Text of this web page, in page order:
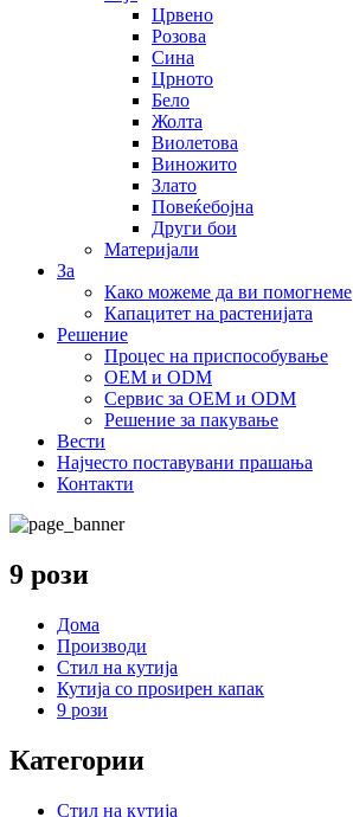
Црвено
Розова
Сина
Црното
Бело
Жолта
Виолетова
Виножито
Злато
Повеќебојна
Други бои
Материјали
За
Како можеме да ви помогнеме
Капацитет на растенијата
Решение
Процес на приспособување
OEM и ODM
Сервис за OEM и ODM
Решение за пакување
Вести
Најчесто поставувани прашања
Контакти
9 рози
Дома
Производи
Стил на кутија
Кутија со проѕирен капак
9 рози
Категории
Стил на кутија